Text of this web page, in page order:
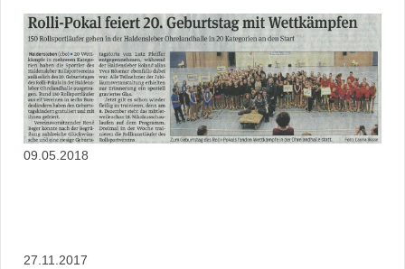
09.05.2018
27.11.2017